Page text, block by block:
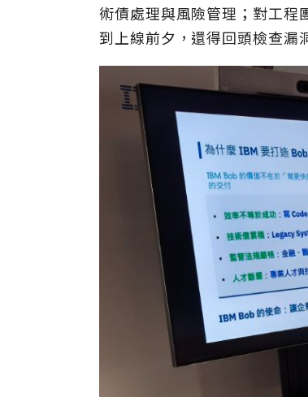
術債處理與風險管理；對工程
到上線前夕，還得回頭檢查漏